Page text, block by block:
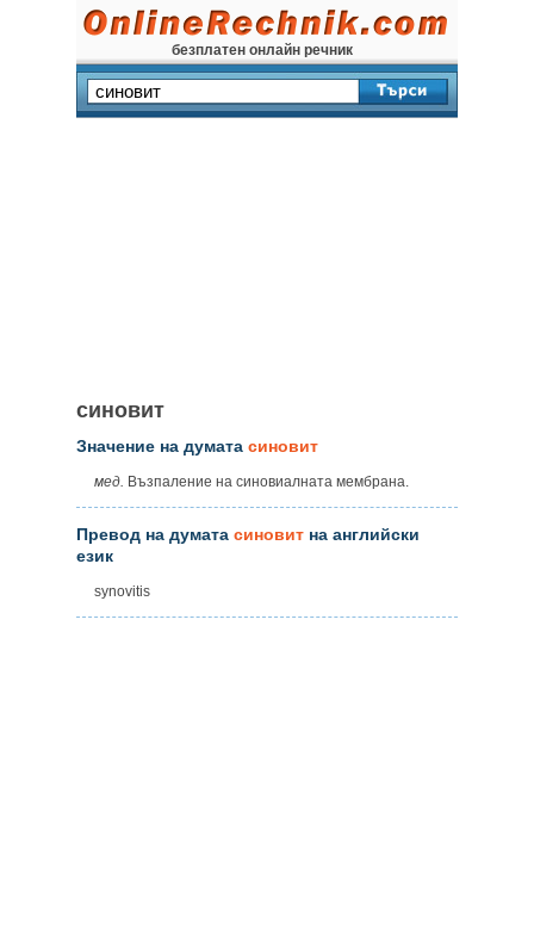
безплатен онлайн речник
синовит
Значение на думата синовит
мед. Възпаление на синовиалната мембрана.
Превод на думата синовит на английски
език
synovitis